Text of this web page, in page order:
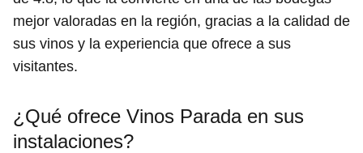
mejor valoradas en la región, gracias a la calidad de
sus vinos y la experiencia que ofrece a sus
visitantes.
¿Qué ofrece Vinos Parada en sus
instalaciones?